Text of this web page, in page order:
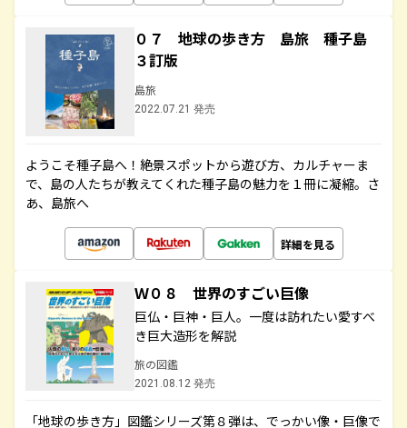
０７ 地球の歩き方 島旅 種子島
３訂版
島旅
2022.07.21 発売
ようこそ種子島へ！絶景スポットから遊び方、カルチャーま
で、島の人たちが教えてくれた種子島の魅力を１冊に凝縮。さ
あ、島旅へ
詳細を見る
Ｗ０８ 世界のすごい巨像
巨仏・巨神・巨人。一度は訪れたい愛すべ
き巨大造形を解説
旅の図鑑
2021.08.12 発売
「地球の歩き方」図鑑シリーズ第８弾は、でっかい像・巨像で